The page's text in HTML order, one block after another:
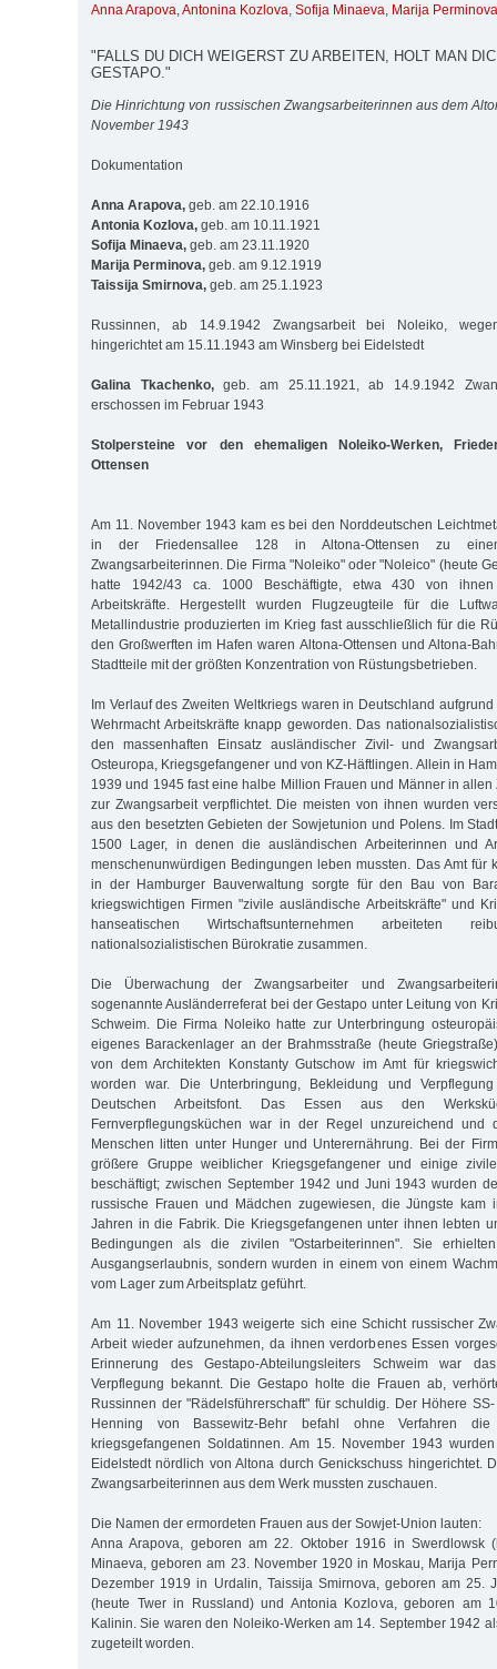
Anna Arapova,Antonina Kozlova, Sofija Minaeva, Marija Perminova
"FALLS DU DICH WEIGERST ZU ARBEITEN, HOLT MAN
GESTAPO."
Die Hinrichtung von russischen Zwangsarbeiterinnen aus dem
November 1943
Dokumentation
Anna Arapova, geb. am 22.10.1916
Antonia Kozlova, geb. am 10.11.1921
Sofija Minaeva, geb. am 23.11.1920
Marija Perminova, geb. am 9.12.1919
Taissija Smirnova, geb. am 25.1.1923
Russinnen, ab 14.9.1942 Zwangsarbeit bei Noleiko,
hingerichtet am 15.11.1943 am Winsberg bei Eidelstedt
Galina Tkachenko,geb. am 25.11.1921, ab 14.9.1942
erschossen im Februar 1943
Stolpersteine vor den ehemaligen Noleiko-Werken,
Ottensen
Am 11. November 1943 kam es bei den Norddeutschen
in der Friedensallee 128 in Altona-Ottensen zu
Zwangsarbeiterinnen. Die Firma "Noleiko" oder "Noleico" (heute
hatte 1942/43 ca. 1000 Beschäftigte, etwa 430 von ihnen
Arbeitskräfte. Hergestellt wurden Flugzeugteile für die
Metallindustrie produzierten im Krieg fast ausschließlich für die
den Großwerften im Hafen waren Altona-Ottensen und Altona-
Stadtteile mit der größten Konzentration von Rüstungsbetrieben.
Im Verlauf des Zweiten Weltkriegs waren in Deutschland
Wehrmacht Arbeitskräfte knapp geworden. Das
den massenhaften Einsatz ausländischer Zivil- und
Osteuropa, Kriegsgefangener und von KZ-Häftlingen. Allein in
1939 und 1945 fast eine halbe Million Frauen und Männer in allen
zur Zwangsarbeit verpflichtet. Die meisten von ihnen wurden
aus den besetzten Gebieten der Sowjetunion und Polens. Im
1500 Lager, in denen die ausländischen Arbeiterinnen und
menschenunwürdigen Bedingungen leben mussten. Das Amt für
in der Hamburger Bauverwaltung sorgte für den Bau von
kriegswichtigen Firmen "zivile ausländische Arbeitskräfte" und
hanseatischen Wirtschaftsunternehmen arbeiteten
nationalsozialistischen Bürokratie zusammen.
Die Überwachung der Zwangsarbeiter und
sogenannte Ausländerreferat bei der Gestapo unter Leitung von
Schweim. Die Firma Noleiko hatte zur Unterbringung
eigenes Barackenlager an der Brahmsstraße (heute
von dem Architekten Konstanty Gutschow im Amt für
worden war. Die Unterbringung, Bekleidung und
Deutschen Arbeitsfont. Das Essen aus den
Fernverpflegungsküchen war in der Regel unzureichend und
Menschen litten unter Hunger und Unterernährung. Bei der
größere Gruppe weiblicher Kriegsgefangener und einige
beschäftigt; zwischen September 1942 und Juni 1943 wurden
russische Frauen und Mädchen zugewiesen, die Jüngste kam
Jahren in die Fabrik. Die Kriegsgefangenen unter ihnen lebten
Bedingungen als die zivilen "Ostarbeiterinnen". Sie
Ausgangserlaubnis, sondern wurden in einem von einem
vom Lager zum Arbeitsplatz geführt.
Am 11. November 1943 weigerte sich eine Schicht russischer
Arbeit wieder aufzunehmen, da ihnen verdorbenes Essen
Erinnerung des Gestapo-Abteilungsleiters Schweim war
Verpflegung bekannt. Die Gestapo holte die Frauen ab,
Russinnen der "Rädelsführerschaft" für schuldig. Der Höhere
Henning von Bassewitz-Behr befahl ohne Verfahren
kriegsgefangenen Soldatinnen. Am 15. November 1943
Eidelstedt nördlich von Altona durch Genickschuss hingerichtet.
Zwangsarbeiterinnen aus dem Werk mussten zuschauen.
Die Namen der ermordeten Frauen aus der Sowjet-Union lauten:
Anna Arapova, geboren am 22. Oktober 1916 in Swerdlowsk
Minaeva, geboren am 23. November 1920 in Moskau, Marija
Dezember 1919 in Urdalin, Taissija Smirnova, geboren am 25.
(heute Twer in Russland) und Antonia Kozlova, geboren am
Kalinin. Sie waren den Noleiko-Werken am 14. September 1942
zugeteilt worden.